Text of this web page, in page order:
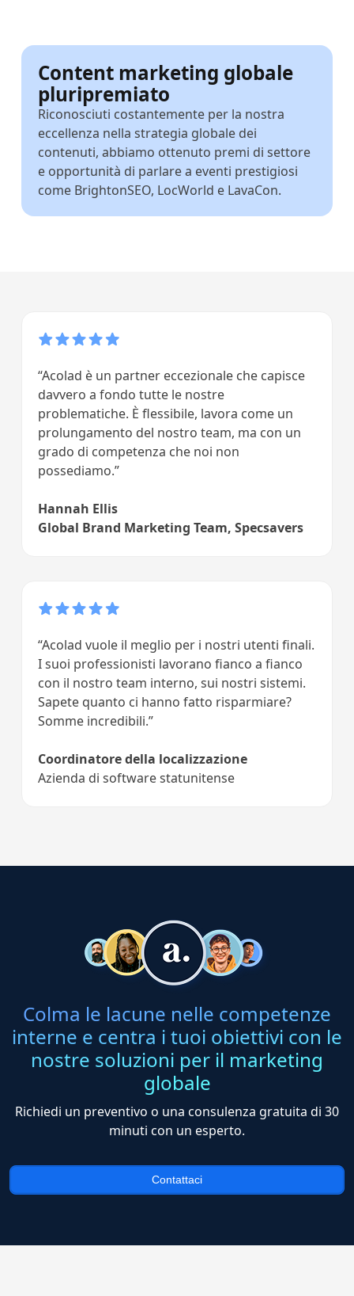
Content marketing globale
pluripremiato
Riconosciuti costantemente per la nostra
eccellenza nella strategia globale dei
contenuti, abbiamo ottenuto premi di settore
e opportunità di parlare a eventi prestigiosi
come BrightonSEO, LocWorld e LavaCon.
“Acolad è un partner eccezionale che capisce
davvero a fondo tutte le nostre
problematiche. È flessibile, lavora come un
prolungamento del nostro team, ma con un
grado di competenza che noi non
possediamo.”
Hannah Ellis
Global Brand Marketing Team, Specsavers
“Acolad vuole il meglio per i nostri utenti finali.
I suoi professionisti lavorano fianco a fianco
con il nostro team interno, sui nostri sistemi.
Sapete quanto ci hanno fatto risparmiare?
Somme incredibili.”
Coordinatore della localizzazione
Azienda di software statunitense
Colma le lacune nelle competenze
interne e centra i tuoi obiettivi con le
nostre soluzioni per il marketing
globale
Richiedi un preventivo o una consulenza gratuita di 30
minuti con un esperto.
Contattaci